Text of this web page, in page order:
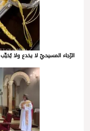
الرّجاء المسيحيّ لا يخدع ولا يُخيِّب